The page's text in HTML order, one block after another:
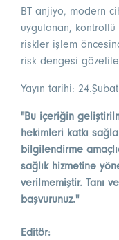
BT anjiyo, modern
uygulanan,
riskler işlem
risk dengesi
Yayın tarihi:
"Bu içeriğin
hekimleri katkı
bilgilendirme
sağlık hizmetine
verilmemiştir. Tanı
başvurunuz."
Editör: